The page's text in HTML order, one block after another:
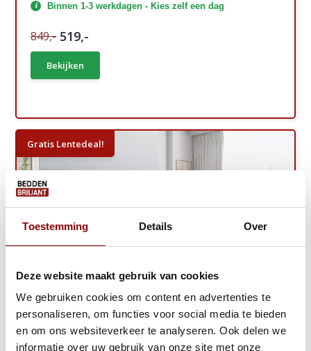
Toestemming Details Over
Deze website maakt gebruik van cookies
We gebruiken cookies om content en advertenties te
personaliseren, om functies voor social media te bieden
en om ons websiteverkeer te analyseren. Ook delen we
informatie over uw gebruik van onze site met onze
Binnen 1-3 werkdagen - Kies zelf een dag
849,- 519,-
Bekijken
Gratis Lentedeal!